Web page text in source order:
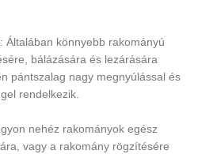
: Általában könnyebb rakományú
bálázására és lezárására
pántszalag nagy megnyúlással és
rendelkezik.
nehéz rakományok egész
vagy a rakomány rögzítésére